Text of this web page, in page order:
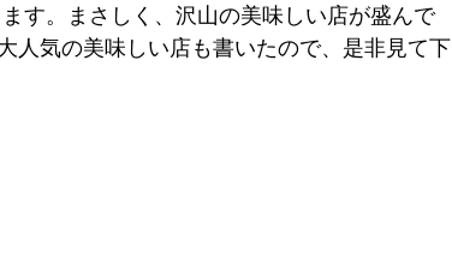
す。まさしく、沢山の美味しい店が盛んで
人気の美味しい店も書いたので、是非見て下